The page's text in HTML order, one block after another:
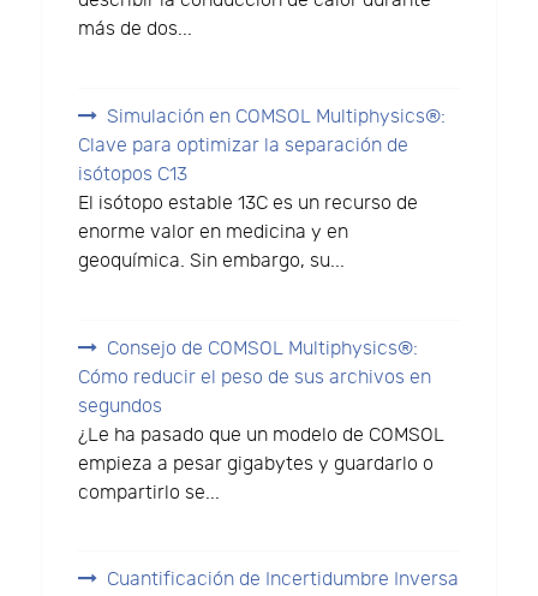
más de dos...
Simulación en COMSOL Multiphysics®:
Clave para optimizar la separación de
isótopos C13
El isótopo estable 13C es un recurso de
enorme valor en medicina y en
geoquímica. Sin embargo, su...
Consejo de COMSOL Multiphysics®:
Cómo reducir el peso de sus archivos en
segundos
¿Le ha pasado que un modelo de COMSOL
empieza a pesar gigabytes y guardarlo o
compartirlo se...
Cuantificación de Incertidumbre Inversa